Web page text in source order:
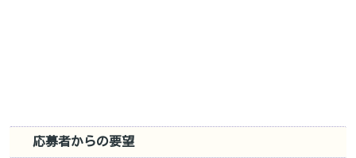
応募者からの要望